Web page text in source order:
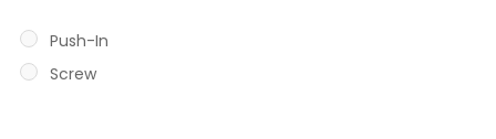
Push-In
Screw